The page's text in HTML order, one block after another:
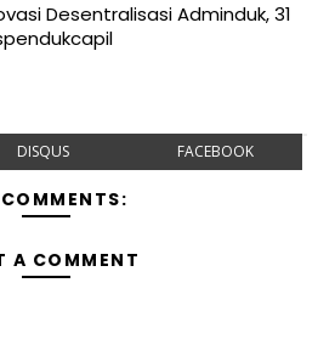
Desentralisasi Adminduk, 31
DISQUS FACEBOOK
A COMMENT